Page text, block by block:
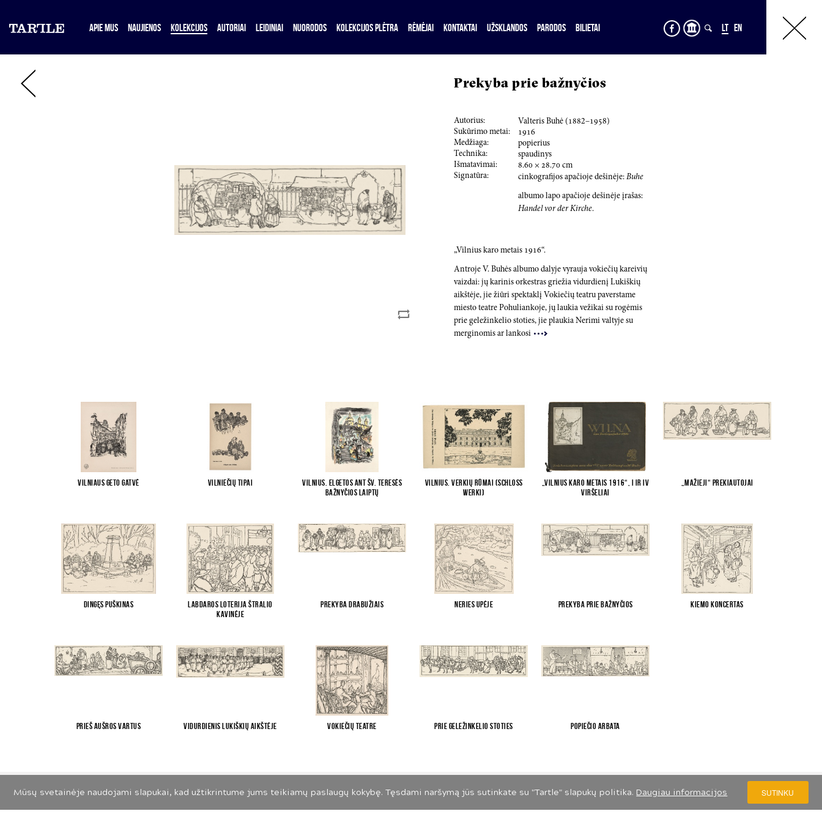
Mūsų svetainėje naudojami slapukai, kad užtikrintume jums teikiamų paslaugų kokybę. Tęsdami naršymą jūs sutinkate su "Tartle" slapukų politika. Daugiau informacijos SUTINKU
APIE MUS NAUJIENOS KOLEKCIJOS AUTORIAI LEIDINIAI NUORODOS KOLEKCIJOS PLĖTRA RĖMĖJAI KONTAKTAI UŽSKLANDOS PARODOS BILIETAI LT EN
Prekyba prie bažnyčios
Autorius: Valteris Buhė ( 1882–1958)
Sukūrimo metai:
1916
Medžiaga:
popierius
Technika:
spaudinys
Išmatavimai:
8.60 × 28.70 cm
Signatūra:
cinkografijos apačioje dešinėje: Buhe
albumo lapo apačioje dešinėje įrašas:
Handel vor der Kirche.
„Vilnius karo metais 1916“.
Antroje V. Buhės albumo dalyje vyrauja vokiečių kareivių
vaizdai: jų karinis orkestras griežia vidurdienį Lukiškių
aikštėje, jie žiūri spektaklį Vokiečių teatru paverstame
miesto teatre Pohuliankoje, jų laukia vežikai su rogėmis
prie geležinkelio stoties, jie plaukia Nerimi valtyje su
merginomis ar lankosi
Vilniaus geto gatvė Vilniečių tipai
Vilnius. Elgetos ant šv. Teresės
bažnyčios laiptų
Vilnius. Verkių rūmai (Schloss
Werki)
„Vilnius karo metais 1916“, I ir IV
viršeliai
„Mažieji“ prekiautojai
Dingęs Puškinas
Labdaros loterija Štralio
kavinėje
Prekyba drabužiais Neries upėje Prekyba prie bažnyčios Kiemo koncertas
Prieš Aušros vartus Vidurdienis Lukiškių aikštėje Vokiečių teatre Prie geležinkelio stoties Popiečio arbata
© 2026 LIETUVOS MENO PAŽINIMO CENTRAS. VISOS TEISĖS SAUGOMOS